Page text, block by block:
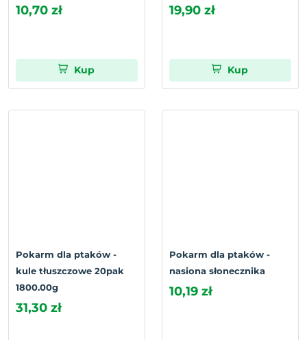
10,70 zł
Kup
19,90 zł
Kup
Pokarm dla ptaków -
kule tłuszczowe 20pak
1800.00g
31,30 zł
Pokarm dla ptaków -
nasiona słonecznika
10,19 zł